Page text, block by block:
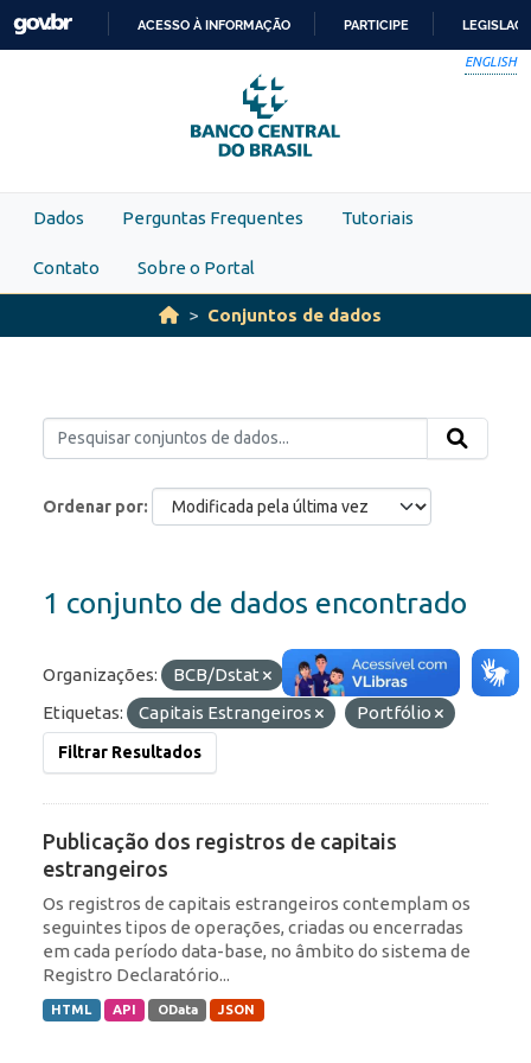
Skip to main content
PARA
O
CONTEÚDO
ACESSO À INFORMAÇÃO PARTICIPE
ENGLISH
Dados Perguntas Frequentes Tutoriais
Contato Sobre o Portal
Conjuntos de dados
Ordenar por
1 conjunto de dados encontrado
Organizações: BCB/Dstat Formatos:
JSON
Etiquetas:
Capitais Estrangeiros Portfólio
Filtrar Resultados
Publicação dos registros de capitais
estrangeiros
Os registros de capitais estrangeiros contemplam os
seguintes tipos de operações, criadas ou encerradas
em cada período data-base, no âmbito do sistema de
Registro Declaratório...
HTML API OData JSON